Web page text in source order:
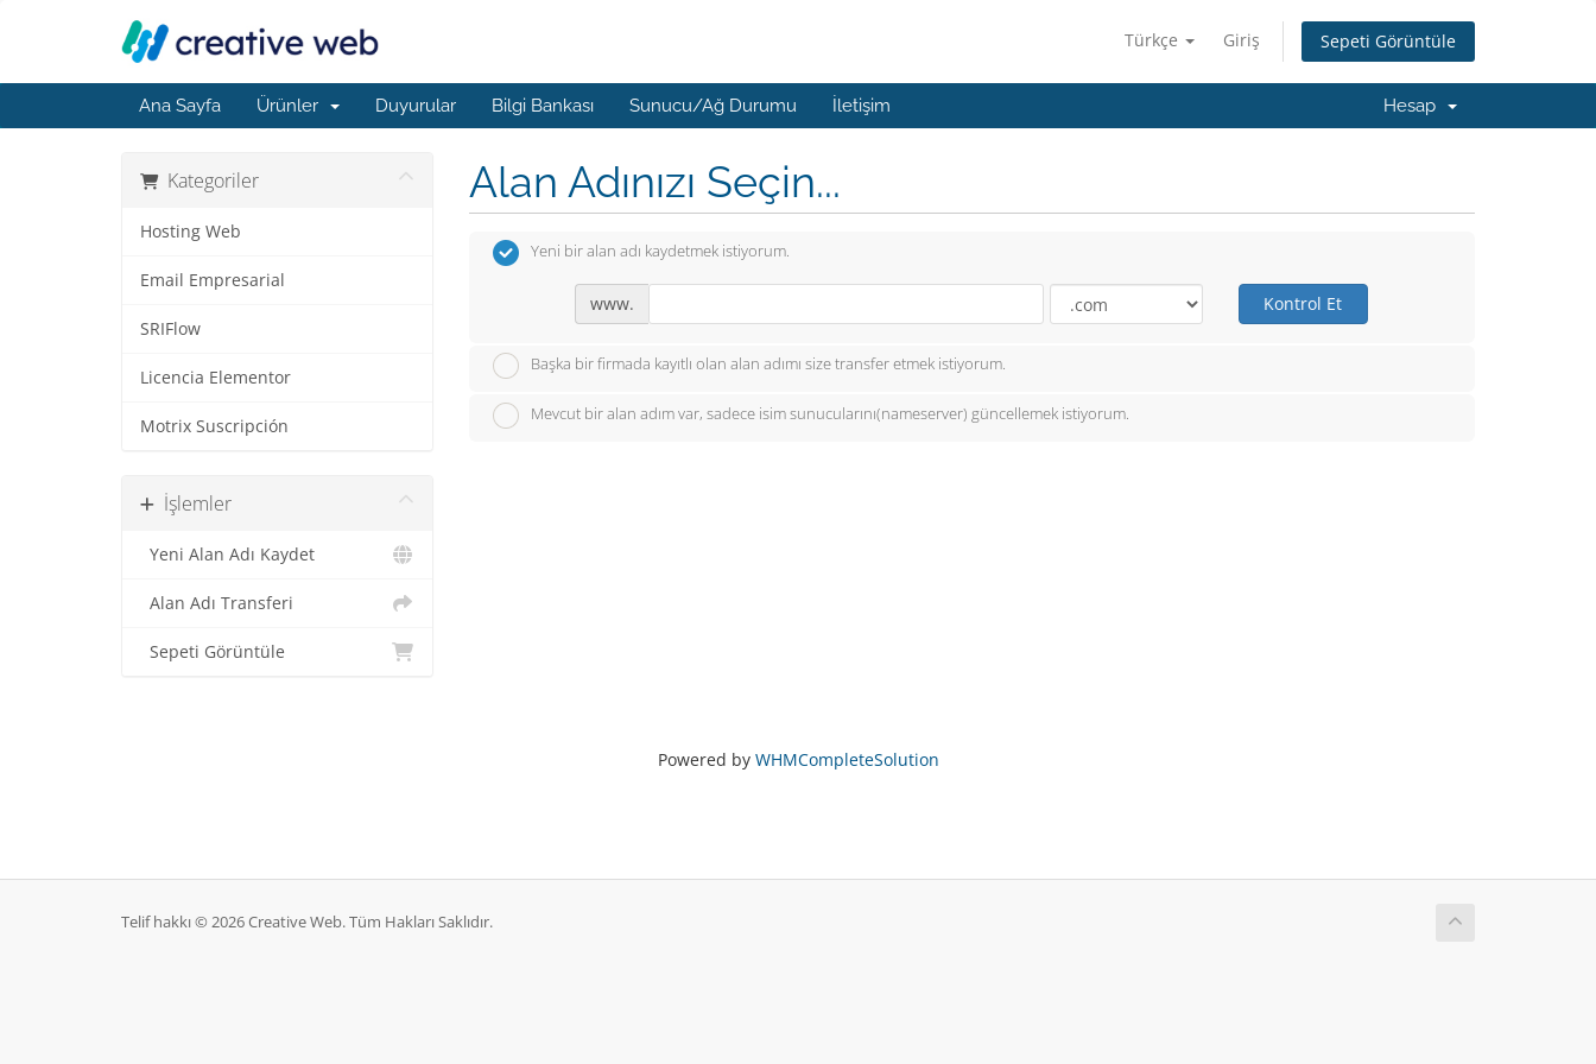
Türkçe Giriş Sepeti Görüntüle
Ana Sayfa Ürünler Duyurular Bilgi Bankası Sunucu/Ağ Durumu İletişim Hesap
Kategoriler
Hosting Web
Email Empresarial
SRIFlow
Licencia Elementor
Motrix Suscripción
İşlemler
Yeni Alan Adı Kaydet
Alan Adı Transferi
Sepeti Görüntüle
Alan Adınızı Seçin...
Yeni bir alan adı kaydetmek istiyorum.
www. Kontrol Et
Başka bir firmada kayıtlı olan alan adımı size transfer etmek istiyorum.
Mevcut bir alan adım var, sadece isim sunucularını(nameserver) güncellemek istiyorum.
Powered by WHMCompleteSolution
Telif hakkı © 2026 Creative Web. Tüm Hakları Saklıdır.